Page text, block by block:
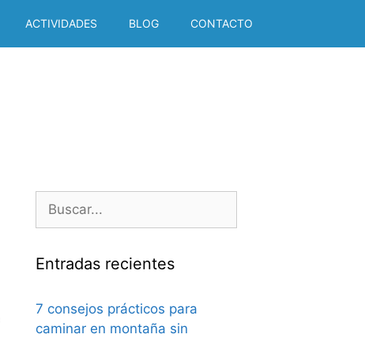
ACTIVIDADES BLOG CONTACTO
Buscar:
Entradas recientes
7 consejos prácticos para
caminar en montaña sin